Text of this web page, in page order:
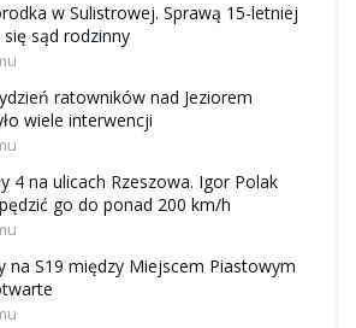
w Sulistrowej. Sprawą 15-letniej
sąd rodzinny
ratowników nad Jeziorem
wiele interwencji
4 na ulicach Rzeszowa. Igor Polak
go do ponad 200 km/h
na S19 między Miejscem Piastowym